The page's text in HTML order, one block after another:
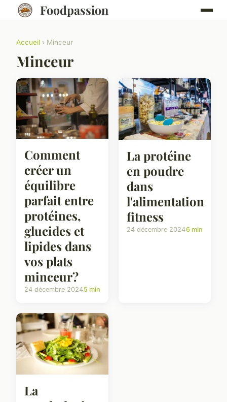
Foodpassion
Accueil › Minceur
Minceur
Comment
créer un
équilibre
parfait entre
protéines,
glucides et
lipides dans
vos plats
minceur?
24 décembre 20245 min
La protéine
en poudre
dans
l'alimentation
fitness
24 décembre 20246 min
La